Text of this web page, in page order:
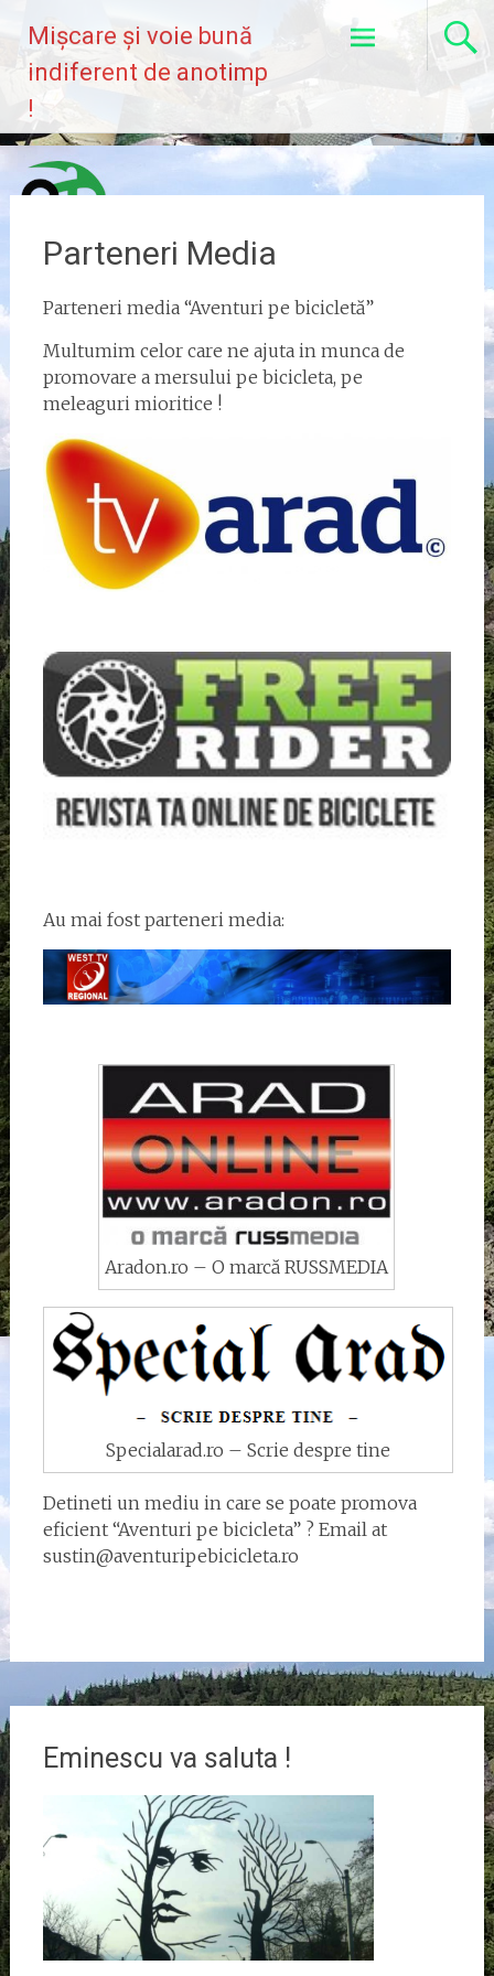
content
Mișcare și voie bună
indiferent de anotimp
!
Parteneri Media
Parteneri media “Aventuri pe bicicletă”
Multumim celor care ne ajuta in munca de
promovare a mersului pe bicicleta, pe
meleaguri mioritice !
Au mai fost parteneri media:
Aradon.ro – O marcă RUSSMEDIA
Specialarad.ro – Scrie despre tine
Detineti un mediu in care se poate promova
eficient “Aventuri pe bicicleta” ? Email at
sustin@aventuripebicicleta.ro
Eminescu va saluta !